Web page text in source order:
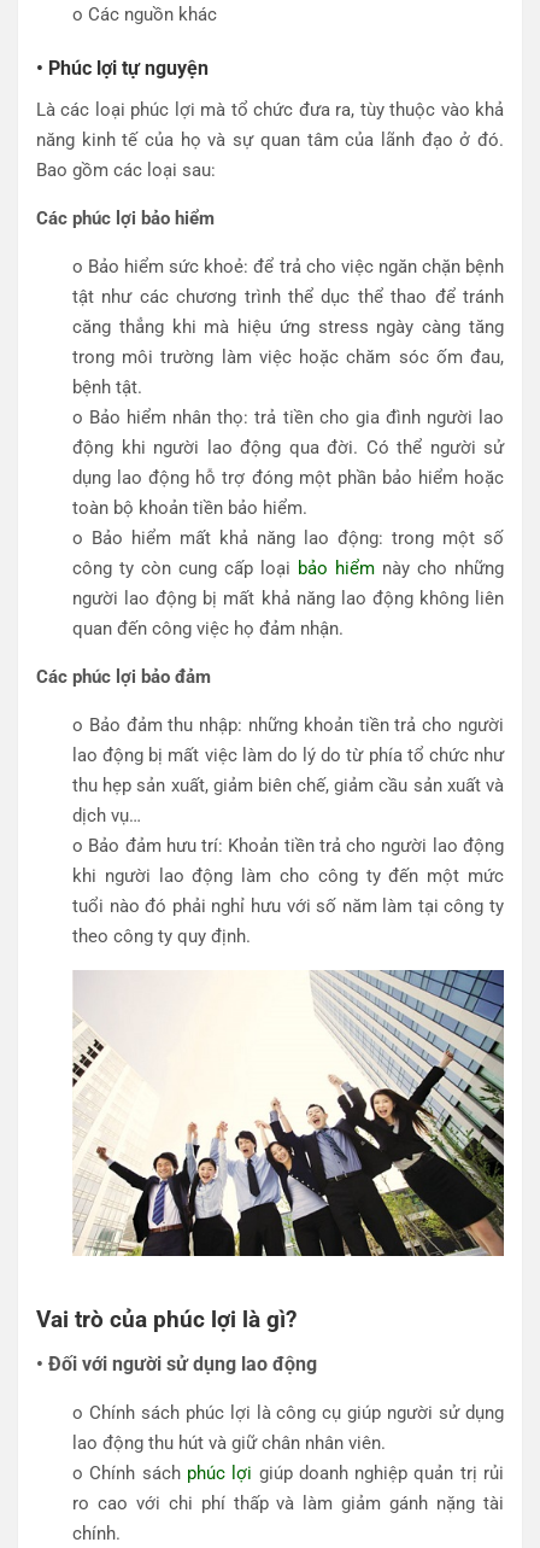
o Các nguồn khác
• Phúc lợi tự nguyện
Là các loại phúc lợi mà tổ chức đưa ra, tùy thuộc vào khả
năng kinh tế của họ và sự quan tâm của lãnh đạo ở đó.
Bao gồm các loại sau:
Các phúc lợi bảo hiểm
o Bảo hiểm sức khoẻ: để trả cho việc ngăn chặn bệnh
tật như các chương trình thể dục thể thao để tránh
căng thẳng khi mà hiệu ứng stress ngày càng tăng
trong môi trường làm việc hoặc chăm sóc ốm đau,
bệnh tật.
o Bảo hiểm nhân thọ: trả tiền cho gia đình người lao
động khi người lao động qua đời. Có thể người sử
dụng lao động hỗ trợ đóng một phần bảo hiểm hoặc
toàn bộ khoản tiền bảo hiểm.
o Bảo hiểm mất khả năng lao động: trong một số
công ty còn cung cấp loại bảo hiểm này cho những
người lao động bị mất khả năng lao động không liên
quan đến công việc họ đảm nhận.
Các phúc lợi bảo đảm
o Bảo đảm thu nhập: những khoản tiền trả cho người
lao động bị mất việc làm do lý do từ phía tổ chức như
thu hẹp sản xuất, giảm biên chế, giảm cầu sản xuất và
dịch vụ…
o Bảo đảm hưu trí: Khoản tiền trả cho người lao động
khi người lao động làm cho công ty đến một mức
tuổi nào đó phải nghỉ hưu với số năm làm tại công ty
theo công ty quy định.
Vai trò của phúc lợi là gì?
• Đối với người sử dụng lao động
o Chính sách phúc lợi là công cụ giúp người sử dụng
lao động thu hút và giữ chân nhân viên.
o Chính sách phúc lợi giúp doanh nghiệp quản trị rủi
ro cao với chi phí thấp và làm giảm gánh nặng tài
chính.